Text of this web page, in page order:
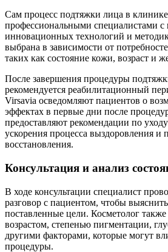
Сам процесс подтяжки лица в
профессиональными специалистами с
инновационных технологий и
выбрана в зависимости от
таких как состояние кожи, возраст и
После завершения процедуры
рекомендуется реабилитационный
Virsavia осведомляют пациентов о
эффектах в первые дни после
предоставляют рекомендации по
ускорения процесса выздоровления и
восстановления.
Консультация и анализ
В ходе консультации специалист
разговор с пациентом, чтобы
поставленные цели. Косметолог также
возрастом, степенью пигментации,
другими факторами, которые могут
процедуры.